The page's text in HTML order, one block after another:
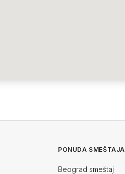
PONUDA SMEŠTAJA
Beograd smeštaj